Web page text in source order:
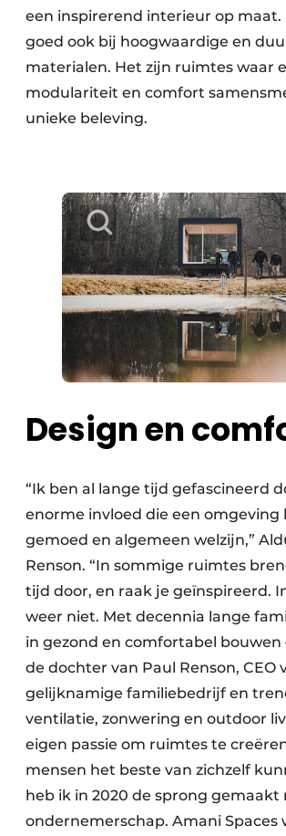
een inspirerend interieur op maat.
goed ook bij hoogwaardige en
materialen. Het zijn ruimtes waar
modulariteit en comfort
unieke beleving.
Design en
“Ik ben al lange tijd gefascineerd
enorme invloed die een omgeving
gemoed en algemeen welzijn,”
Renson. “In sommige ruimtes
tijd door, en raak je geïnspireerd.
weer niet. Met decennia lange
in gezond en comfortabel bouwen
de dochter van Paul Renson, CEO
gelijknamige familiebedrijf en
ventilatie, zonwering en outdoor
eigen passie om ruimtes te
mensen het beste van zichzelf
heb ik in 2020 de sprong gemaakt
ondernemerschap. Amani Spaces